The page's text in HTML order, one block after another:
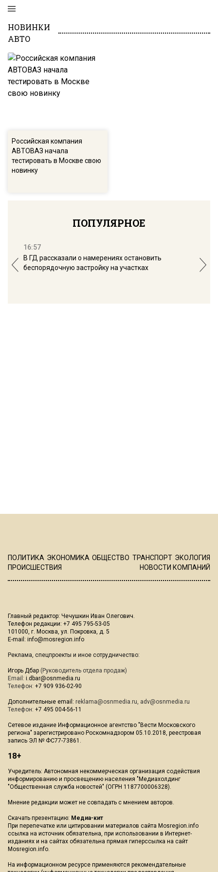
НОВИНКИ
АВТО
Российская компания
АВТОВАЗ начала
тестировать в Москве свою
новинку
ПОПУЛЯРНОЕ
16:57
В ГД рассказали о намерениях остановить
беспорядочную застройку на участках
ПОЛИТИКА ЭКОНОМИКА ОБЩЕСТВО ТРАНСПОРТ ЭКОЛОГИЯ
ПРОИСШЕСТВИЯ
НОВОСТИ КОМПАНИЙ
Главный редактор: Чечушкин Иван Олегович.
Телефон редакции: +7 495 795-53-05
101000, г. Москва, ул. Покровка, д. 5
E-mail: info@mosregion.info
Реклама, спецпроекты и иное сотрудничество:
Игорь Дбар (Руководитель отдела продаж)
Email: i.dbar@osnmedia.ru
Телефон: +7 909 936-02-90
Дополнительные email: reklama@osnmedia.ru, adv@osnmedia.ru
Телефон: +7 495 004-56-11
Сетевое издание Информационное агентство "Вести Московского
региона" зарегистрировано Роскомнадзором 05.10.2018, реестровая
запись ЭЛ № ФС77-73861.
18+
Учредитель: Автономная некоммерческая организация содействия
информированию и просвещению населения "Медиахолдинг
"Общественная служба новостей" (ОГРН 1187700006328).
Мнение редакции может не совпадать с мнением авторов.
Скачать презентацию: Медиа-кит
При перепечатке или цитировании материалов сайта Mosregion.info
ссылка на источник обязательна, при использовании в Интернет-
изданиях и на сайтах обязательна прямая гиперссылка на сайт
Mosregion.info.
На информационном ресурсе применяются рекомендательные